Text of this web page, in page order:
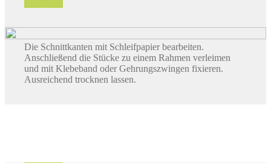
Die Schnittkanten mit Schleifpapier bearbeiten.
Anschließend die Stücke zu einem Rahmen verleimen
und mit Klebeband oder Gehrungszwingen fixieren.
Ausreichend trocknen lassen.